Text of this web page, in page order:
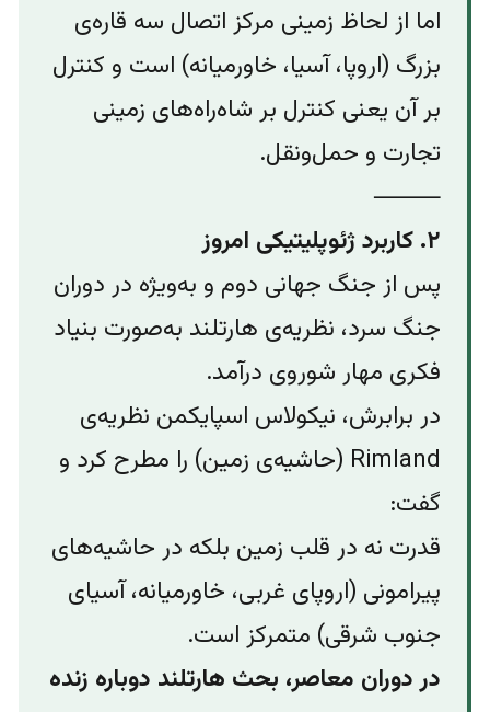
اما از لحاظ زمینی مرکز اتصال سه قاره‌ی
بزرگ (اروپا، آسیا، خاورمیانه) است و کنترل
بر آن یعنی کنترل بر شاه‌راه‌های زمینی
تجارت و حمل‌ونقل.
⸻
۲. کاربرد ژئوپلیتیکی امروز
پس از جنگ جهانی دوم و به‌ویژه در دوران
جنگ سرد، نظریه‌ی هارتلند به‌صورت بنیاد
فکری مهار شوروی درآمد.
در برابرش، نیکولاس اسپایکمن نظریه‌ی
Rimland (حاشیه‌ی زمین) را مطرح کرد و
گفت:
قدرت نه در قلب زمین بلکه در حاشیه‌های
پیرامونی (اروپای غربی، خاورمیانه، آسیای
جنوب شرقی) متمرکز است.
در دوران معاصر، بحث هارتلند دوباره زنده